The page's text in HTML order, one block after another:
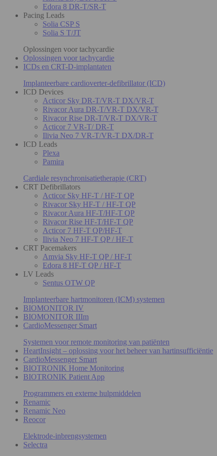
Edora 8 DR-T/SR-T
Pacing Leads
Solia CSP S
Solia S T/JT
Oplossingen voor tachycardie
Oplossingen voor tachycardie
ICDs en CRT-D-implantaten
Implanteerbare cardioverter-defibrillator (ICD)
ICD Devices
Acticor Sky DR-T/VR-T DX/VR-T
Rivacor Aura DR-T/VR-T DX/VR-T
Rivacor Rise DR-T/VR-T DX/VR-T
Acticor 7 VR-T/ DR-T
Ilivia Neo 7 VR-T/VR-T DX/DR-T
ICD Leads
Plexa
Pamira
Cardiale resynchronisatietherapie (CRT)
CRT Defibrillators
Acticor Sky HF-T / HF-T QP
Rivacor Sky HF-T / HF-T QP
Rivacor Aura HF-T/HF-T QP
Rivacor Rise HF-T/HF-T QP
Acticor 7 HF-T QP/HF-T
Ilivia Neo 7 HF-T QP / HF-T
CRT Pacemakers
Amvia Sky HF-T QP / HF-T
Edora 8 HF-T QP / HF-T
LV Leads
Sentus OTW QP
Implanteerbare hartmonitoren (ICM) systemen
BIOMONITOR IV
BIOMONITOR IIIm
CardioMessenger Smart
Systemen voor remote monitoring van patiënten
HeartInsight – oplossing voor het beheer van hartinsufficiëntie
CardioMessenger Smart
BIOTRONIK Home Monitoring
BIOTRONIK Patient App
Programmers en externe hulpmiddelen
Renamic
Renamic Neo
Reocor
Elektrode-inbrengsystemen
Selectra